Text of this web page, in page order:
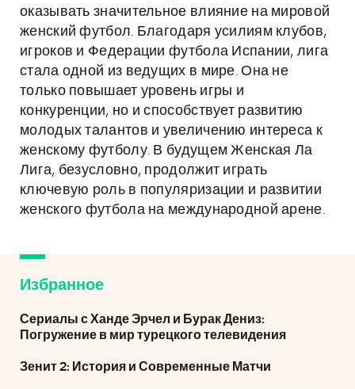
оказывать значительное влияние на мировой
женский футбол. Благодаря усилиям клубов,
игроков и Федерации футбола Испании, лига
стала одной из ведущих в мире. Она не
только повышает уровень игры и
конкуренции, но и способствует развитию
молодых талантов и увеличению интереса к
женскому футболу. В будущем Женская Ла
Лига, безусловно, продолжит играть
ключевую роль в популяризации и развитии
женского футбола на международной арене.
Избранное
Сериалы с Ханде Эрчел и Бурак Дениз:
Погружение в мир турецкого телевидения
Зенит 2: История и Современные Матчи